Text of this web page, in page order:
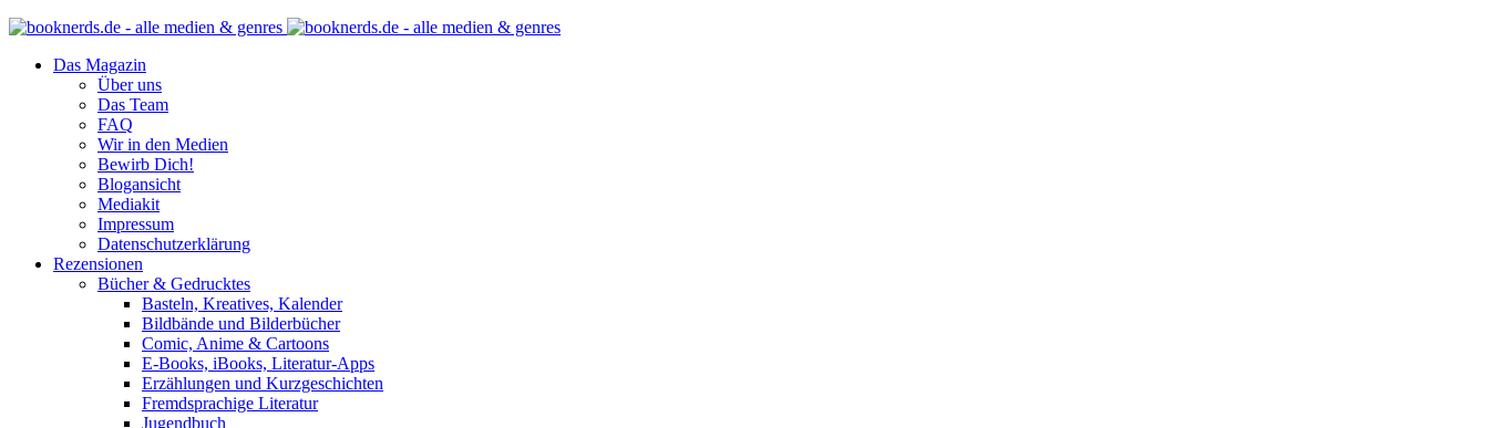
Das Magazin
Über uns
Das Team
FAQ
Wir in den Medien
Bewirb Dich!
Blogansicht
Mediakit
Impressum
Datenschutzerklärung
Rezensionen
Bücher & Gedrucktes
Basteln, Kreatives, Kalender
Bildbände und Bilderbücher
Comic, Anime & Cartoons
E-Books, iBooks, Literatur-Apps
Erzählungen und Kurzgeschichten
Fremdsprachige Literatur
Jugendbuch